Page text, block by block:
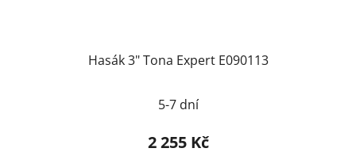
Hasák 3" Tona Expert E090113
5-7 dní
2 255 Kč